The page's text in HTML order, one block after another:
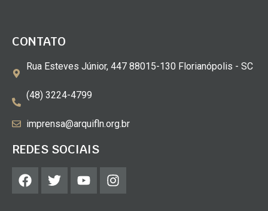
CONTATO
Rua Esteves Júnior, 447 88015-130 Florianópolis - SC
(48) 3224-4799
imprensa@arquifln.org.br
REDES SOCIAIS